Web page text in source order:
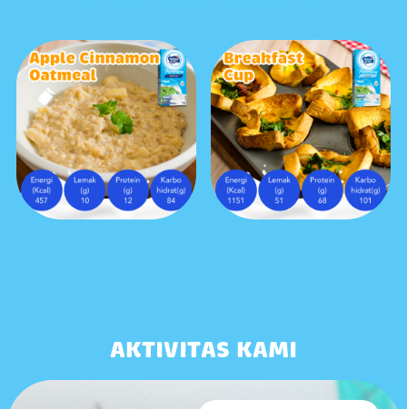
AKTIVITAS KAMI